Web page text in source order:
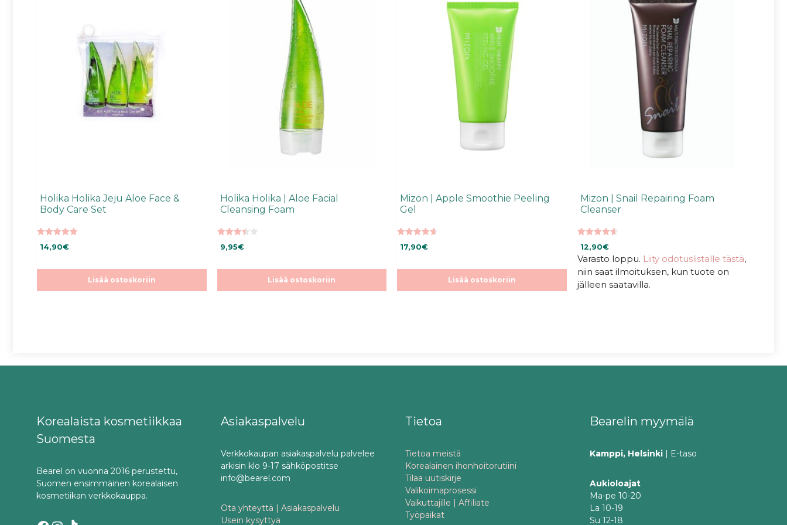
Holika Holika Jeju Aloe Face &
Body Care Set
5.00
5:stä
14,90€
Lisää ostoskoriin
Holika Holika | Aloe Facial
Cleansing Foam
3.50
5:stä
9,95€
Lisää ostoskoriin
Mizon | Apple Smoothie Peeling
Gel
4.68
5:stä
17,90€
Lisää ostoskoriin
Mizon | Snail Repairing Foam
Cleanser
4.67
5:stä
12,90€
Varasto loppu. Liity odotuslistalle tästä,
niin saat ilmoituksen, kun tuote on
jälleen saatavilla.
Korealaista kosmetiikkaa
Suomesta
Bearel on vuonna 2016 perustettu,
Suomen ensimmäinen korealaisen
kosmetiikan verkkokauppa.
Asiakaspalvelu
Verkkokaupan asiakaspalvelu palvelee
arkisin klo 9-17 sähköpostitse
info@bearel.com
Ota yhteyttä | Asiakaspalvelu
Usein kysyttyä
Tietoa
Tietoa meistä
Korealainen ihonhoitorutiini
Tilaa uutiskirje
Valikoimaprosessi
Vaikuttajille | Affiliate
Työpaikat
Bearelin myymälä
Kamppi, Helsinki | E-taso
Aukioloajat
Ma-pe 10-20
La 10-19
Su 12-18